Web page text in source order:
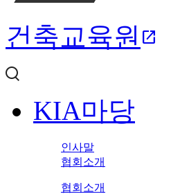
건축교육원 open_in_new
KIA마당
인사말
협회소개
협회소개